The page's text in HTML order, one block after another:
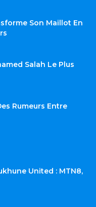
Son Maillot En
Salah Le Plus
Rumeurs Entre
United : MTN8,